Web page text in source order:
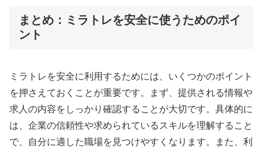
まとめ：ミラトレを安全に使うためのポイ
ント
ミラトレを安全に利用するためには、いくつかのポイント
を押さえておくことが重要です。まず、提供される情報や
求人の内容をしっかり確認することが大切です。具体的に
は、企業の信頼性や求められているスキルを理解すること
で、自分に適した職場を見つけやすくなります。また、利